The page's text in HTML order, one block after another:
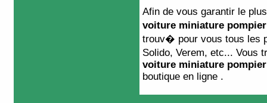
Afin de vous garantir le
voiture miniature pompier
trouv� pour vous tous les
Solido, Verem, etc... Vous
voiture miniature pompier
boutique en ligne .